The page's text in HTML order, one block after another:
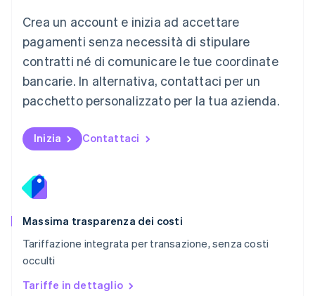
Crea un account e inizia ad accettare
pagamenti senza necessità di stipulare
contratti né di comunicare le tue coordinate
bancarie. In alternativa, contattaci per un
pacchetto personalizzato per la tua azienda.
Inizia Contattaci
Massima trasparenza dei costi
Tariffazione integrata per transazione, senza costi
occulti
Tariffe in dettaglio
EspañolEnglish
Norvegia
English
Nuova Zelanda
English
NederlandsEnglish
English
Portogallo
RAS di Hong Kong, Cina
English
English
English
Romania
English